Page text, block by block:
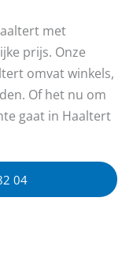
met
prijs. Onze
omvat winkels,
Of het nu om
gaat in Haaltert
04